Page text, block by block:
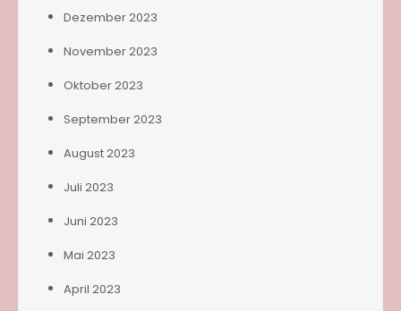
Dezember 2023
November 2023
Oktober 2023
September 2023
August 2023
Juli 2023
Juni 2023
Mai 2023
April 2023